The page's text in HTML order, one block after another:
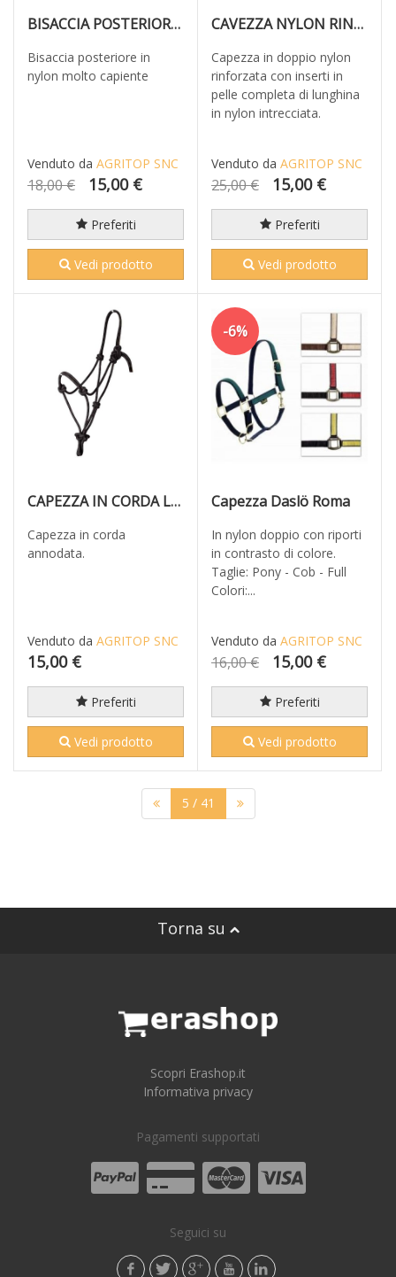
BISACCIA POSTERIORE IN NYLON
Bisaccia posteriore in
nylon molto capiente
Venduto da AGRITOP SNC
18,00 € 15,00 €
Preferiti
Vedi prodotto
CAVEZZA NYLON RINFORZATA + LUNGHINA INTRECCIATA
Capezza in doppio nylon
rinforzata con inserti in
pelle completa di lunghina
in nylon intrecciata.
Venduto da AGRITOP SNC
25,00 € 15,00 €
Preferiti
Vedi prodotto
CAPEZZA IN CORDA LAKOTA
Capezza in corda
annodata.
Venduto da AGRITOP SNC
15,00 €
Preferiti
Vedi prodotto
-6%
Capezza Daslö Roma
In nylon doppio con riporti
in contrasto di colore.
Taglie: Pony - Cob - Full
Colori:...
Venduto da AGRITOP SNC
16,00 € 15,00 €
Preferiti
Vedi prodotto
5 / 41
Torna su
Scopri Erashop.it
Informativa privacy
Pagamenti supportati
Seguici su